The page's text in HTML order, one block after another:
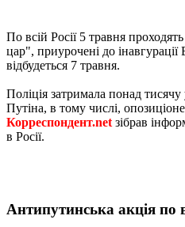
По всій Росії 5 травня
цар", приурочені до
відбудеться 7 травня.
Поліція затримала понад
Путіна, в тому числі,
Корреспондент.net зібрав
в Росії.
Антипутинська акція по